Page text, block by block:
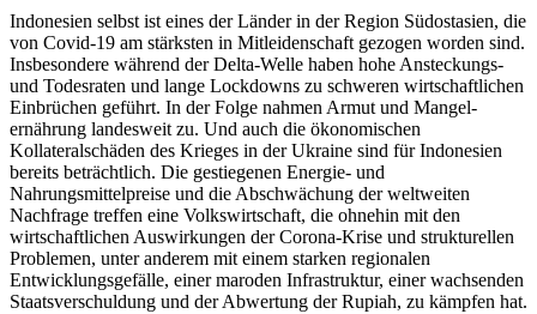
Indonesien selbst ist eines der Länder in der Region Südostasien, die
von Covid-19 am stärksten in Mitleidenschaft gezogen worden sind.
Insbesondere während der Delta-Welle haben hohe Ansteckungs-
und Todesraten und lange Lockdowns zu schwe­ren wirtschaftlichen
Einbrüchen geführt. In der Folge nahmen Armut und Mangel­
ernährung landesweit zu. Und auch die ökonomischen
Kollateralschäden des Krieges in der Ukraine sind für Indonesien
bereits beträchtlich. Die gestiegenen Ener­gie- und
Nahrungsmittelpreise und die Abschwächung der weltweiten
Nachfrage treffen eine Volkswirtschaft, die ohnehin mit den
wirtschaftlichen Auswirkungen der Corona-Krise und strukturellen
Problemen, unter anderem mit einem starken regio­nalen
Entwicklungsgefälle, einer maroden Infrastruktur, einer wachsenden
Staats­verschuldung und der Abwertung der Rupiah, zu kämpfen hat.